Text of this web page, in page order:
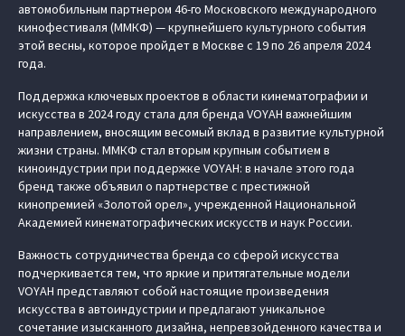
автомобильным партнером 46-го Московского международного
кинофестиваля (ММКФ) — крупнейшего культурного события
этой весны, которое пройдет в Москве с 19 по 26 апреля 2024
года.
Поддержка ключевых проектов в области кинематографии и
искусства в 2024 году стала для бренда VOYAH важнейшим
направлением, вносящим весомый вклад в развитие культурной
жизни страны. ММКФ стал вторым крупным событием в
киноиндустрии при поддержке VOYAH: в начале этого года
бренд также объявил о партнерстве с престижной
кинопремией «Золотой орел», учрежденной Национальной
Академией кинематографических искусств и наук России.
Важность сотрудничества бренда со сферой искусства
подчеркивается тем, что яркие и притягательные модели
VOYAH представляют собой настоящие произведения
искусства в автоиндустрии и предлагают уникальное
сочетание изысканного дизайна, непревзойденного качества и